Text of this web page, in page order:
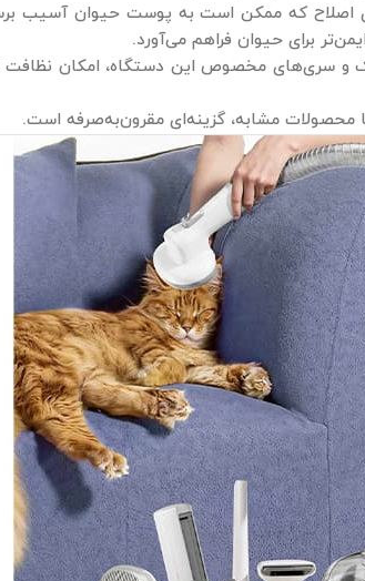
اصلاح که ممکن است به پوست حیوان آسیب
برای حیوان فراهم می‌آورد.
و سری‌های مخصوص این دستگاه، امکان نظافت
محصولات مشابه، گزینه‌ای مقرون‌به‌صرفه است.